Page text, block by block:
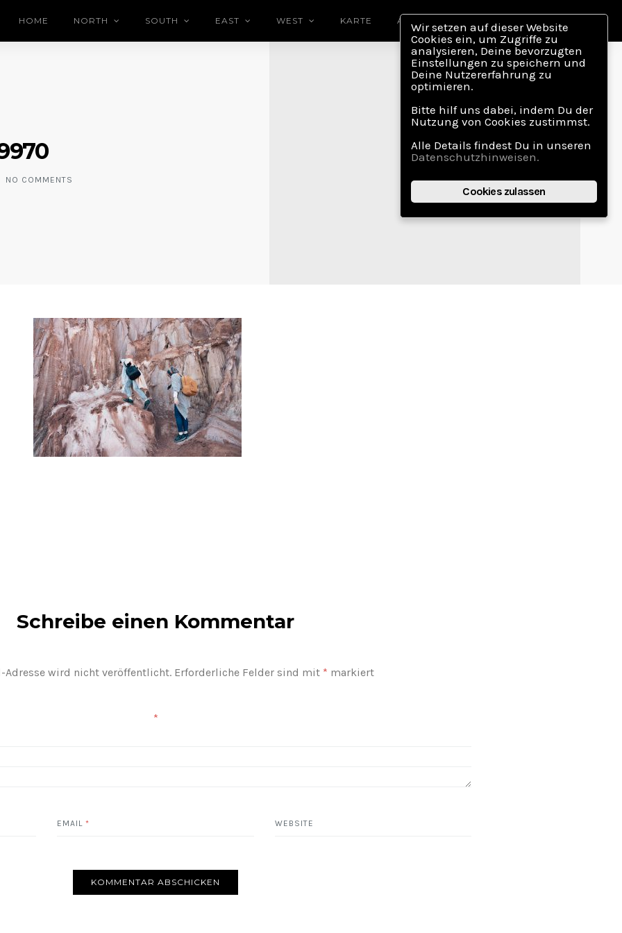
HOME NORTH SOUTH EAST WEST KARTE ABOUT
NO COMMENTS
Schreibe einen Kommentar
Adresse wird nicht veröffentlicht. Erforderliche Felder sind mit * markiert
*
EMAIL* WEBSITE
Wir setzen auf dieser Website
Cookies ein, um Zugriffe zu
analysieren, Deine bevorzugten
Einstellungen zu speichern und
Deine Nutzererfahrung zu
optimieren.
Bitte hilf uns dabei, indem Du der
Nutzung von Cookies zustimmst.
Alle Details findest Du in unseren
Datenschutzhinweisen.
Cookies zulassen